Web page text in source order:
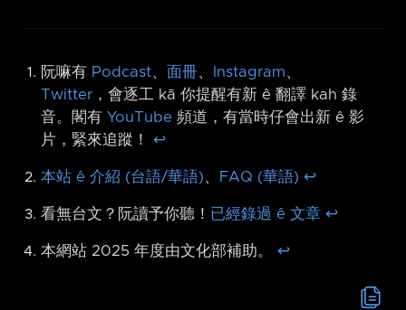
阮嘛有 Podcast、 面冊、 Instagram、
Twitter ，會逐工 kā 你提醒有新 ê 翻譯 kah 錄
音。閣有 YouTube 頻道，有當時仔會出新 ê 影
片，緊來追蹤！ ↩︎
本站 ê 介紹 (台語/華語)、 FAQ (華語) ↩︎
看無台文？阮讀予你聽！ 已經錄過 ê 文章 ↩︎
本網站 2025 年度由文化部補助。 ↩︎